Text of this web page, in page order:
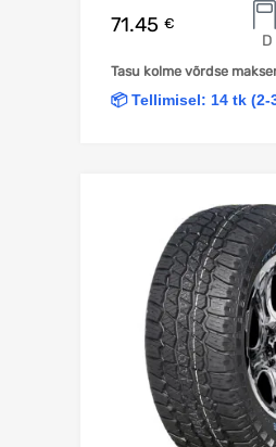
71.45 €
D
Tasu kolme võrdse
📦 Tellimisel: 14 tk (2-